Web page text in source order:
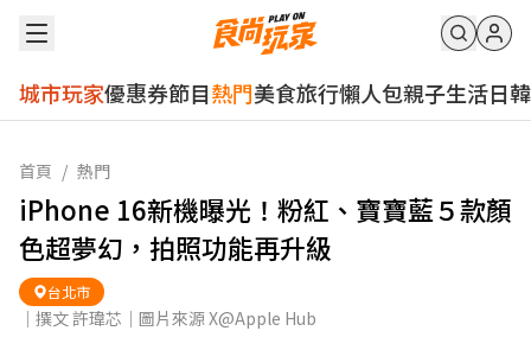
城市玩家優惠券節目熱門美食旅行懶人包親子生活日韓
首頁 / 熱門
iPhone 16新機曝光！粉紅、寶寶藍５款顏
色超夢幻，拍照功能再升級
台北市
｜撰文 許瑋芯｜圖片來源 X@Apple Hub